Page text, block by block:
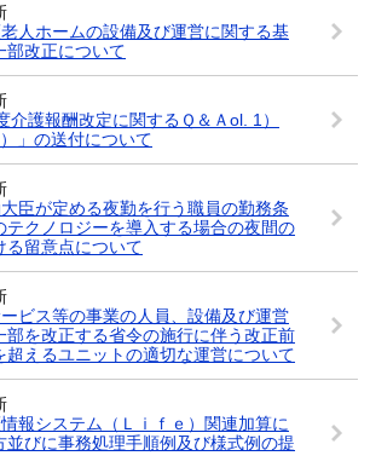
人ホームの設備及び運営に関する基
部改正について
介護報酬改定に関するＱ＆Ａol. 1）
」の送付について
臣が定める夜勤を行う職員の勤務条
テクノロジーを導入する場合の夜間の
る留意点について
ビス等の事業の人員、設備及び運営
部を改正する省令の施行に伴う改正前
超えるユニットの適切な運営について
報システム（Ｌｉｆｅ）関連加算に
並びに事務処理手順例及び様式例の提